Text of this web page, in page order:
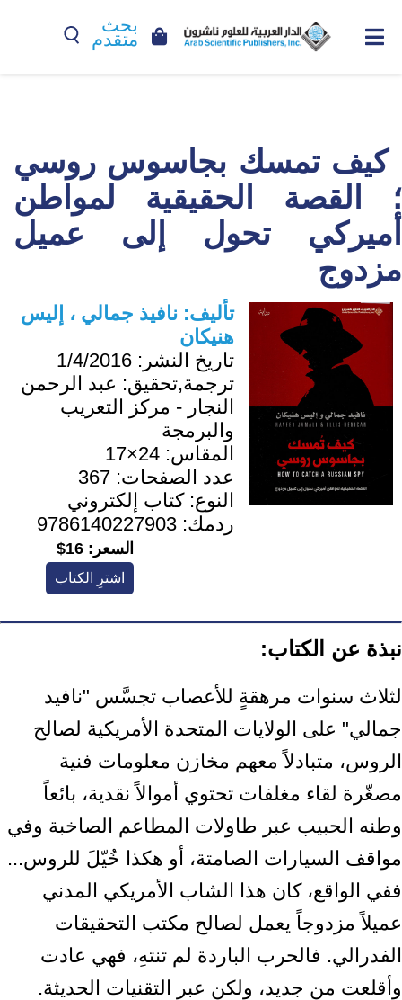
بحث
متقدم
كيف تمسك بجاسوس روسي
؛ القصة الحقيقية لمواطن
أميركي تحول إلى عميل
مزدوج
تأليف: نافيذ جمالي ، إليس
هنيكان
تاريخ النشر: 1/4/2016
ترجمة,تحقيق: عبد الرحمن
النجار - مركز التعريب
والبرمجة
المقاس: 24×17
عدد الصفحات: 367
النوع:كتاب إلكتروني
ردمك: 9786140227903
السعر: 16$
اشترِ الكتاب
نبذة عن الكتاب:
لثلاث سنوات مرهقةٍ للأعصاب تجسَّس "نافيد
جمالي" على الولايات المتحدة الأمريكية لصالح
الروس، متبادلاً معهم مخازن معلومات فنية
مصغّرة لقاء مغلفات تحتوي أموالاً نقدية، بائعاً
وطنه الحبيب عبر طاولات المطاعم الصاخبة وفي
مواقف السيارات الصامتة، أو هكذا خُيّلَ للروس...
ففي الواقع، كان هذا الشاب الأمريكي المدني
عميلاً مزدوجاً يعمل لصالح مكتب التحقيقات
الفدرالي. فالحرب الباردة لم تنتهِ، فهي عادت
وأقلعت من جديد، ولكن عبر التقنيات الحديثة.